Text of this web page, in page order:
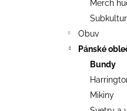
Merch
Obuv
Pánské
Bundy
Mikiny